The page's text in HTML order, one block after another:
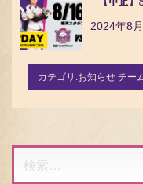
カテゴリ:お知らせ チー
検
索: